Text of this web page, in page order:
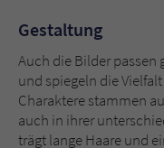
Gestaltung
Auch die Bilder
und spiegeln die
Charaktere stammen
auch in ihrer
trägt lange Haare und